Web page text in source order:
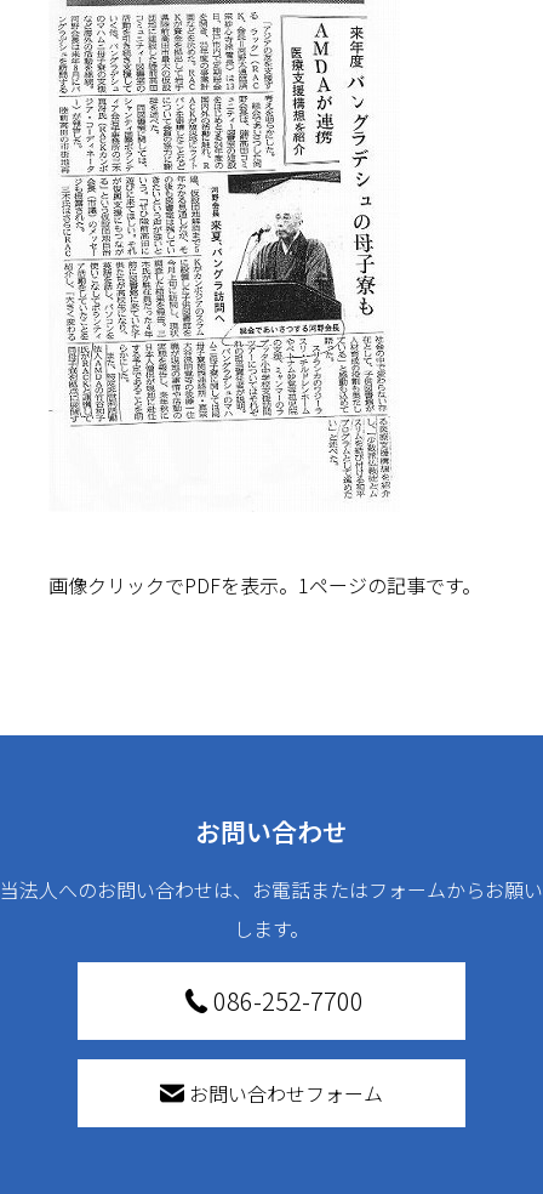
画像クリックでPDFを表示。1ページの記事です。
お問い合わせ
当法人へのお問い合わせは、お電話またはフォームからお願い
します。
086-252-7700
お問い合わせフォーム